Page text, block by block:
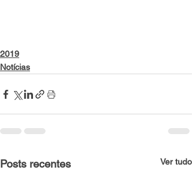
2019
Notícias
Posts recentes Ver tudo